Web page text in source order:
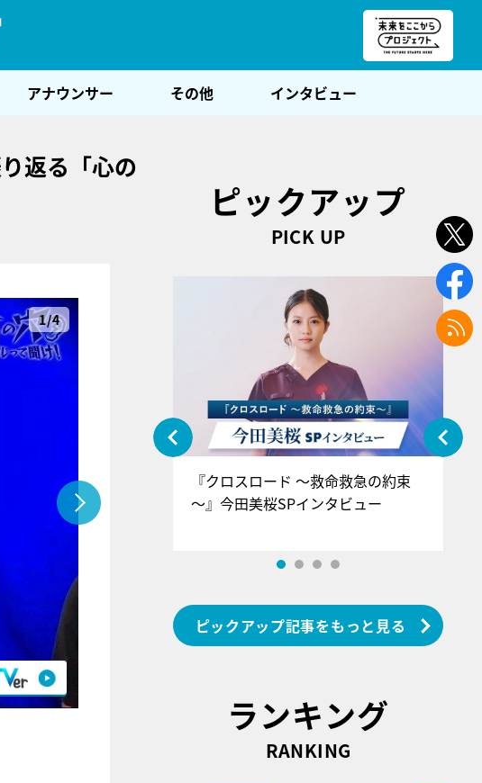
アナウンサー その他 インタビュー
返る「心の
1/4
ピックアップ
PICK UP
！げーみんぐ』＝LOV
佐々木舞香SPインタ
『クロスロード ～救命救急の約束
～』今田美桜SPインタビュー
ピックアップ記事をもっと見る
ランキング
RANKING